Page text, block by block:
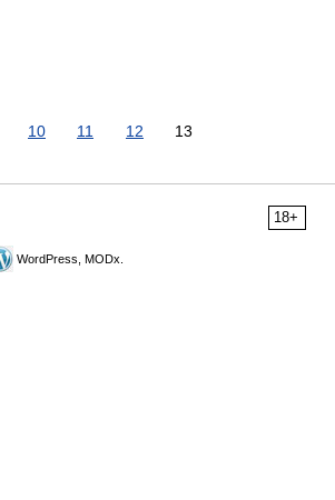
10 11 12 13
18+
WordPress, MODx.